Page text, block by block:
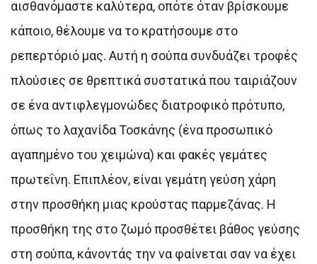
αισθανόμαστε καλύτερα, οπότε όταν βρίσκουμε
κάποιο, θέλουμε να το κρατήσουμε στο
ρεπερτόριό μας. Αυτή η σούπα συνδυάζει τροφές
πλούσιες σε θρεπτικά συστατικά που ταιριάζουν
σε ένα αντιφλεγμονώδες διατροφικό πρότυπο,
όπως το λαχανίδα Τοσκάνης (ένα προσωπικό
αγαπημένο του χειμώνα) και φακές γεμάτες
πρωτεΐνη. Επιπλέον, είναι γεμάτη γεύση χάρη
στην προσθήκη μιας κρούστας παρμεζάνας. Η
προσθήκη της στο ζωμό προσθέτει βάθος γεύσης
στη σούπα, κάνοντάς την να φαίνεται σαν να έχει